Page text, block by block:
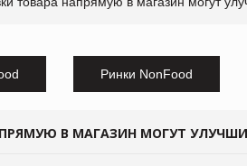
Ринки NonFood
В МАГАЗИН МОГУТ